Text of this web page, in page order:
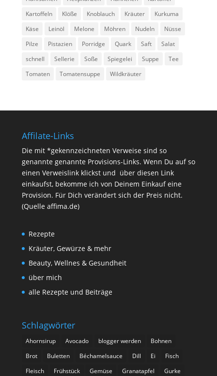
Kartoffeln
Klöße Knoblauch Kräuter
Kurkuma
Käse
Leinöl Melone Möhren Nudeln
Nüsse
Pilze
Pistazien Porridge Quark Saft
Salat
schnell
Sellerie Soße Spiegelei Suppe
Tee
Tomaten
Tomatensuppe Wildkräuter
Affilate-Links
Die mit *gekennzeichneten Verweise sind so
genannte genannte Provisions-Links. Wenn Du auf so
einen Verweislink klickst und über diesen Link
einkaufst, bekomme ich von Deinem Einkauf eine
Provision. Für Dich verändert sich der Preis nicht.
(Quelle affima.de)
Rezepte
Kräuter, Gewürze & mehr
Beauty, Wellnes & Gesundheit
über mich
alle Rezepte und Beiträge
Schlagwörter
Ahornsirup Avocado blogger werden
Bohnen
Brot
Buletten Béchamelsauce Dill Ei
Fisch
Fleisch
Frühstück Gemüse Granatapfel Gurke